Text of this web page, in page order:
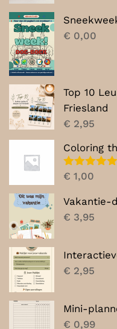
€
€ 0,00
Top 10
Friesland
€ 2,95
Coloring
Gewaardeerd
5.00
€ 1,00
Vakantie-
€ 3,95
€ 2,95
Mini-
€ 0,99